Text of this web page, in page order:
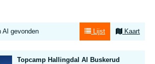
Al gevonden Lijst Kaart
Topcamp Hallingdal Al Buskerud